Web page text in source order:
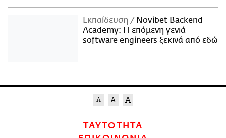
Εκπαίδευση
Novibet Backend
Academy: Η επόμενη γενιά
software engineers ξεκινά από εδώ
ΤΑΥΤΟΤΗΤΑ